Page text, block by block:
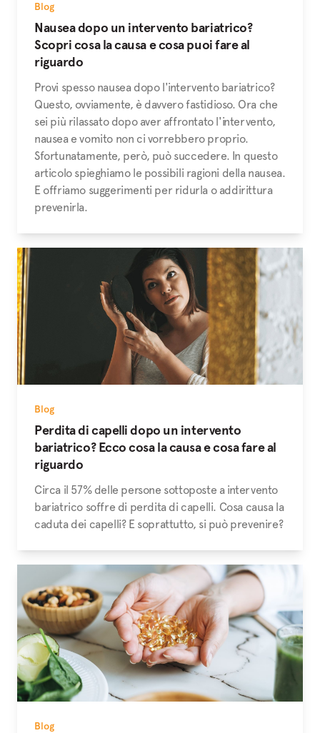
Blog
Nausea dopo un intervento bariatrico?
Scopri cosa la causa e cosa puoi fare al
riguardo
Provi spesso nausea dopo l'intervento bariatrico?
Questo, ovviamente, è davvero fastidioso. Ora che
sei più rilassato dopo aver affrontato l'intervento,
nausea e vomito non ci vorrebbero proprio.
Sfortunatamente, però, può succedere. In questo
articolo spieghiamo le possibili ragioni della nausea.
E offriamo suggerimenti per ridurla o addirittura
prevenirla.
Blog
Perdita di capelli dopo un intervento
bariatrico? Ecco cosa la causa e cosa fare al
riguardo
Circa il 57% delle persone sottoposte a intervento
bariatrico soffre di perdita di capelli. Cosa causa la
caduta dei capelli? E soprattutto, si può prevenire?
Blog